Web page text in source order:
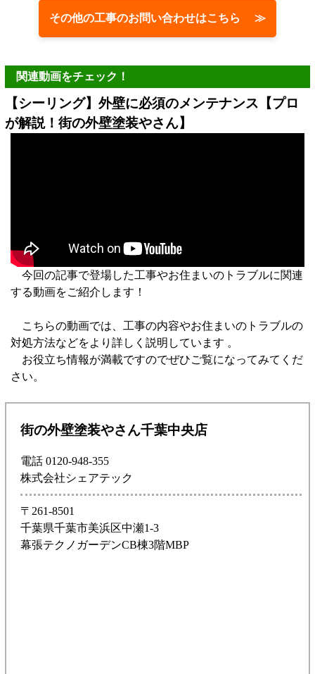
その他の工事のお問い合わせはこちら ≫
関連動画をチェック！
【シーリング】外壁に必須のメンテナンス【プロ
が解説！街の外壁塗装やさん】
今回の記事で登場した工事やお住まいのトラブルに関連
する動画をご紹介します！
こちらの動画では、工事の内容やお住まいのトラブルの
対処方法などをより詳しく説明しています 。
お役立ち情報が満載ですのでぜひご覧になってみてくだ
さい。
街の外壁塗装やさん千葉中央店
電話 0120-948-355
株式会社シェアテック
〒261-8501
千葉県千葉市美浜区中瀬1-3
幕張テクノガーデンCB棟3階MBP